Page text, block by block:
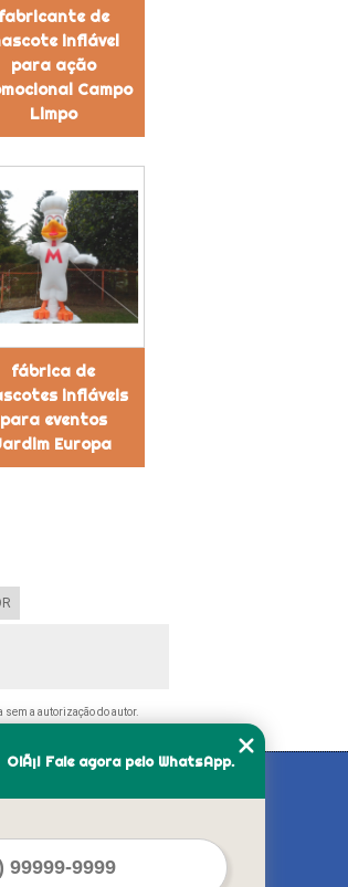
fabricante de
inflável
para ação
Campo
Limpo
fábrica de
infláveis
para eventos
Europa
a autorização do autor.
Mapa do site
OlÃ¡! Fale agora pelo WhatsApp.